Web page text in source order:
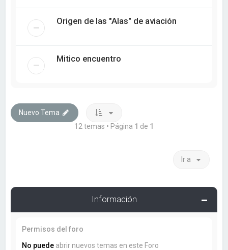
Origen de las "Alas" de aviación
Mitico encuentro
Nuevo Tema
12 temas • Página 1 de 1
Ir a
Información
Permisos del foro
No puede abrir nuevos temas en este Foro